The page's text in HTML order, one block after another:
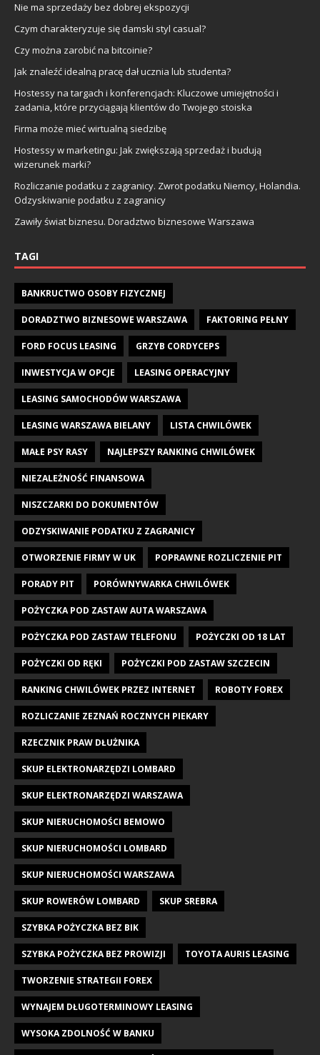
Nie ma sprzedaży bez dobrej ekspozycji
Czym charakteryzuje się damski styl casual?
Czy można zarobić na bitcoinie?
Jak znaleźć idealną pracę dał ucznia lub studenta?
Hostessy na targach i konferencjach: Kluczowe umiejętności i
zadania, które przyciągają klientów do Twojego stoiska
Firma może mieć wirtualną siedzibę
Hostessy w marketingu: Jak zwiększają sprzedaż i budują
wizerunek marki?
Rozliczanie podatku z zagranicy. Zwrot podatku Niemcy, Holandia.
Odzyskiwanie podatku z zagranicy
Zawiły świat biznesu. Doradztwo biznesowe Warszawa
TAGI
BANKRUCTWO OSOBY FIZYCZNEJ
DORADZTWO BIZNESOWE WARSZAWA FAKTORING PEŁNY
FORD FOCUS LEASING GRZYB CORDYCEPS
INWESTYCJA W OPCJE LEASING OPERACYJNY
LEASING SAMOCHODÓW WARSZAWA
LEASING WARSZAWA BIELANY LISTA CHWILÓWEK
MAŁE PSY RASY NAJLEPSZY RANKING CHWILÓWEK
NIEZALEŻNOŚĆ FINANSOWA
NISZCZARKI DO DOKUMENTÓW
ODZYSKIWANIE PODATKU Z ZAGRANICY
OTWORZENIE FIRMY W UK POPRAWNE ROZLICZENIE PIT
PORADY PIT PORÓWNYWARKA CHWILÓWEK
POŻYCZKA POD ZASTAW AUTA WARSZAWA
POŻYCZKA POD ZASTAW TELEFONU POŻYCZKI OD 18 LAT
POŻYCZKI OD RĘKI POŻYCZKI POD ZASTAW SZCZECIN
RANKING CHWILÓWEK PRZEZ INTERNET ROBOTY FOREX
ROZLICZANIE ZEZNAŃ ROCZNYCH PIEKARY
RZECZNIK PRAW DŁUŻNIKA
SKUP ELEKTRONARZĘDZI LOMBARD
SKUP ELEKTRONARZĘDZI WARSZAWA
SKUP NIERUCHOMOŚCI BEMOWO
SKUP NIERUCHOMOŚCI LOMBARD
SKUP NIERUCHOMOŚCI WARSZAWA
SKUP ROWERÓW LOMBARD SKUP SREBRA
SZYBKA POŻYCZKA BEZ BIK
SZYBKA POŻYCZKA BEZ PROWIZJI TOYOTA AURIS LEASING
TWORZENIE STRATEGII FOREX
WYNAJEM DŁUGOTERMINOWY LEASING
WYSOKA ZDOLNOŚĆ W BANKU